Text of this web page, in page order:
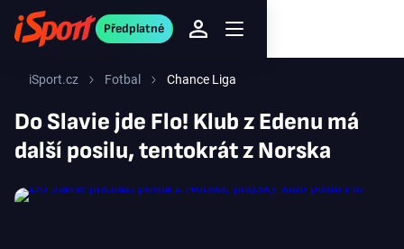
Předplatné
iSport.cz Fotbal Chance Liga
Do Slavie jde Flo! Klub z Edenu má
další posilu, tentokrát z Norska